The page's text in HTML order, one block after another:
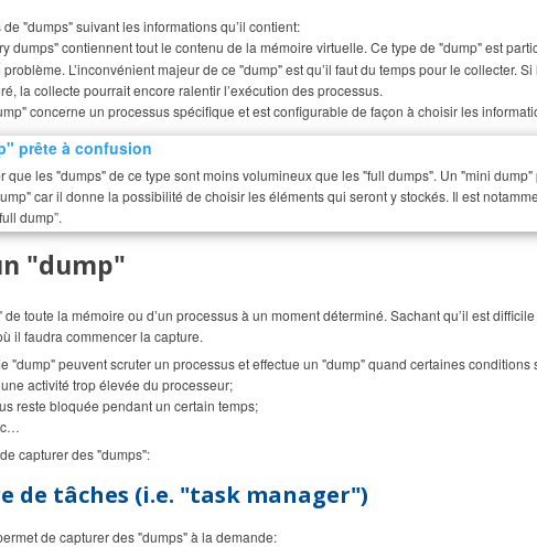
"dumps" suivant les informations qu’il contient:
dumps" contiennent tout le contenu de la mémoire virtuelle. Ce type de "dump" est
L’inconvénient majeur de ce "dump" est qu’il faut du temps pour le collecter.
la collecte pourrait encore ralentir l’exécution des processus.
concerne un processus spécifique et est configurable de façon à choisir les
prête à confusion
que les "dumps" de ce type sont moins volumineux que les "full dumps". Un "mini
car il donne la possibilité de choisir les éléments qui seront y stockés. Il est
dump”.
"dump"
toute la mémoire ou d’un processus à un moment déterminé. Sachant qu’il est
il faudra commencer la capture.
"dump" peuvent scruter un processus et effectue un "dump" quand certaines conditions
activité trop élevée du processeur;
reste bloquée pendant un certain temps;
capturer des "dumps":
de tâches (i.e. "task manager")
de capturer des "dumps" à la demande: